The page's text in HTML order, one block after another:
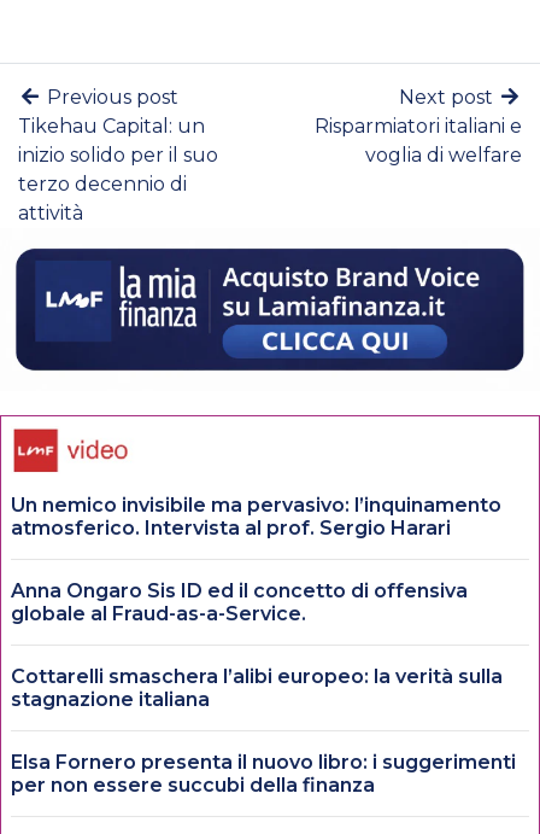
Previous post
Tikehau Capital: un
inizio solido per il suo
terzo decennio di
attività
Next post
Risparmiatori italiani e
voglia di welfare
Un nemico invisibile ma pervasivo: l’inquinamento
atmosferico. Intervista al prof. Sergio Harari
Anna Ongaro Sis ID ed il concetto di offensiva
globale al Fraud-as-a-Service.
Cottarelli smaschera l’alibi europeo: la verità sulla
stagnazione italiana
Elsa Fornero presenta il nuovo libro: i suggerimenti
per non essere succubi della finanza